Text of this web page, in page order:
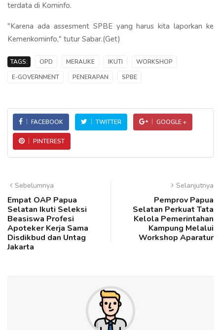
terdata di Kominfo.
"Karena ada assesment SPBE yang harus kita laporkan ke
Kemenkominfo," tutur Sabar.(Get)
TAGS: OPD MERAUKE IKUTI
WORKSHOP
E-GOVERNMENT
PENERAPAN SPBE
FACEBOOK TWITTER GOOGLE +
PINTEREST
Sebelumnya
Empat OAP Papua
Selatan Ikuti Seleksi
Beasiswa Profesi
Apoteker Kerja Sama
Disdikbud dan Untag
Jakarta
Selanjutnya
Pemprov Papua
Selatan Perkuat Tata
Kelola Pemerintahan
Kampung Melalui
Workshop Aparatur